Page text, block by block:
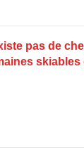
pas de
skiables